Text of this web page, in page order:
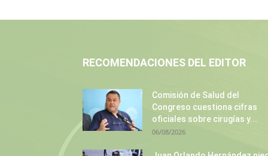
RECOMENDACIONES DEL EDITOR
Comisión de Salud del
Congreso cuestiona cifras
oficiales sobre cirugías y...
06/08/2026